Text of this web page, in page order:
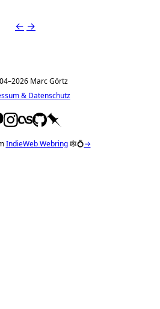
← →
Marc Görtz
& Datenschutz
IndieWeb Webring🕸💍→